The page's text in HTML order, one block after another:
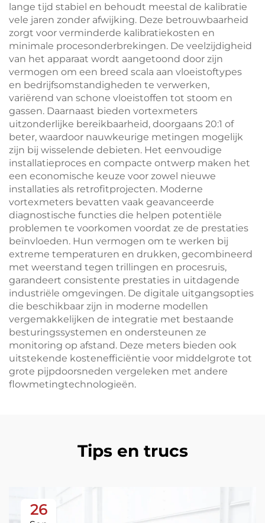
lange tijd stabiel en behoudt meestal de kalibratie
vele jaren zonder afwijking. Deze betrouwbaarheid
zorgt voor verminderde kalibratiekosten en
minimale procesonderbrekingen. De veelzijdigheid
van het apparaat wordt aangetoond door zijn
vermogen om een breed scala aan vloeistoftypes
en bedrijfsomstandigheden te verwerken,
variërend van schone vloeistoffen tot stoom en
gassen. Daarnaast bieden vortexmeters
uitzonderlijke bereikbaarheid, doorgaans 20:1 of
beter, waardoor nauwkeurige metingen mogelijk
zijn bij wisselende debieten. Het eenvoudige
installatieproces en compacte ontwerp maken het
een economische keuze voor zowel nieuwe
installaties als retrofitprojecten. Moderne
vortexmeters bevatten vaak geavanceerde
diagnostische functies die helpen potentiële
problemen te voorkomen voordat ze de prestaties
beïnvloeden. Hun vermogen om te werken bij
extreme temperaturen en drukken, gecombineerd
met weerstand tegen trillingen en procesruis,
garandeert consistente prestaties in uitdagende
industriële omgevingen. De digitale uitgangsopties
die beschikbaar zijn in moderne modellen
vergemakkelijken de integratie met bestaande
besturingssystemen en ondersteunen ze
monitoring op afstand. Deze meters bieden ook
uitstekende kostenefficiëntie voor middelgrote tot
grote pijpdoorsneden vergeleken met andere
flowmetingtechnologieën.
Tips en trucs
26